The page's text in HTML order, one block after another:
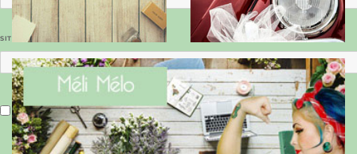
SITE WEB
Enregistrer mon nom, mon e-mail et mon site dans le navigateur pour mon prochain commentaire.